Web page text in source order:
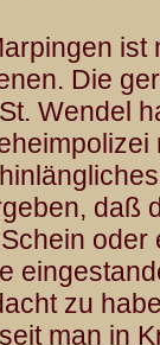
ist
Die
Wendel
daß
zu
man in